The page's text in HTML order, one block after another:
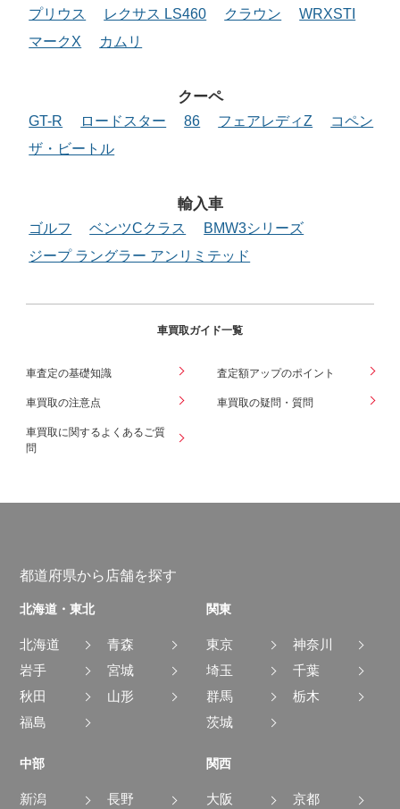
プリウス レクサス LS460 クラウン
WRXSTI
マークX
カムリ
クーペ
GT-R ロードスター 86 フェアレディZ
コペン
ザ・ビートル
輸入車
ゴルフ ベンツCクラス
BMW3シリーズ
ジープ ラングラー アンリミテッド
車買取ガイド一覧
車査定の基礎知識 査定額アップのポイント
車買取の注意点 車買取の疑問・質問
車買取に関するよくあるご質
問
都道府県から店舗を探す
北海道・東北
北海道
青森
岩手
宮城
秋田
山形
福島
関東
東京
神奈川
埼玉
千葉
群馬
栃木
茨城
中部
新潟
長野
関西
大阪
京都